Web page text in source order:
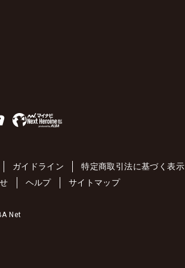
ガイドライン
特定商取引法に基づく表示
ヘルプ サイトマップ
Net